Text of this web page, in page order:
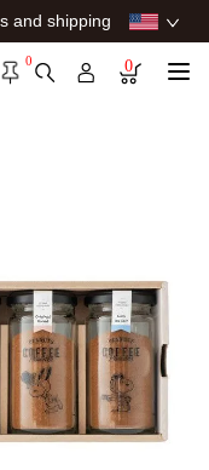
and shipping
0 0